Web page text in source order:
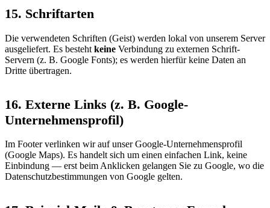
15. Schriftarten
Die verwendeten Schriften (Geist) werden lokal von unserem Server
ausgeliefert. Es besteht keine Verbindung zu externen Schrift-
Servern (z. B. Google Fonts); es werden hierfür keine Daten an
Dritte übertragen.
16. Externe Links (z. B. Google-
Unternehmensprofil)
Im Footer verlinken wir auf unser Google-Unternehmensprofil
(Google Maps). Es handelt sich um einen einfachen Link, keine
Einbindung — erst beim Anklicken gelangen Sie zu Google, wo die
Datenschutzbestimmungen von Google gelten.